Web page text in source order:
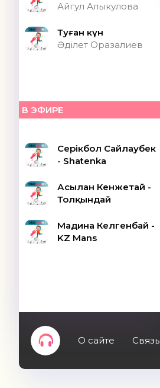
Айгул Алыкулова
Туған күн
Әділет Оразалиев
В ЭФИРЕ
Серікбол Сайлаубек
- Shatenka
Асылан Кенжетай -
Толқындай
Мадина Келгенбай -
KZ Mans
О сайте Связь